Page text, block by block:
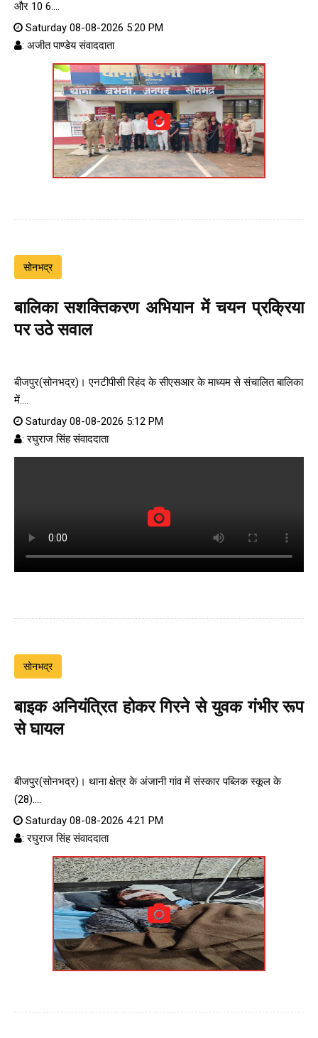
और 10 6....
Saturday 08-08-2026 5:20 PM
: अजीत पाण्डेय संवाददाता
सोनभद्र
बालिका सशक्तिकरण अभियान में चयन प्रक्रिया
पर उठे सवाल
बीजपुर(सोनभद्र)। एनटीपीसी रिहंद के सीएसआर के माध्यम से संचालित बालिका
में....
Saturday 08-08-2026 5:12 PM
: रघुराज सिंह संवाददाता
सोनभद्र
बाइक अनियंत्रित होकर गिरने से युवक गंभीर रूप
से घायल
बीजपुर(सोनभद्र)। थाना क्षेत्र के अंजानी गांव में संस्कार पब्लिक स्कूल के
(28)....
Saturday 08-08-2026 4:21 PM
: रघुराज सिंह संवाददाता